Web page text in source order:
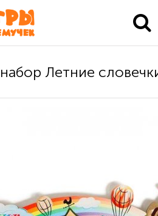
Летние